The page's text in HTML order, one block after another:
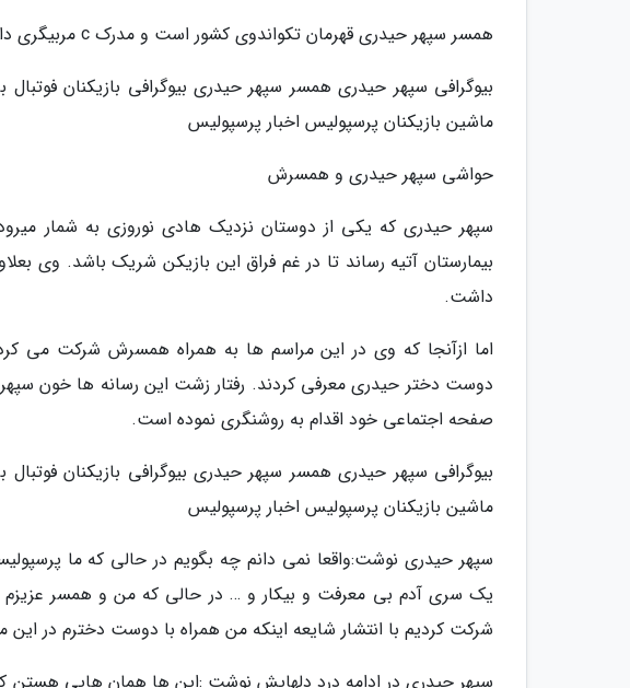
همسر سپهر حیدری قهرمان تکواندوی کشور است و مدرک c مربیگری دارد.
بیوگرافی سپهر حیدری همسر سپهر حیدری بیوگرافی بازیکنان فوتبال
ماشین بازیکنان پرسپولیس اخبار پرسپولیس
حواشی سپهر حیدری و همسرش
سپهر حیدری که یکی از دوستان نزدیک هادی نوروزی به شمار
بیمارستان آتیه رساند تا در غم فراق این بازیکن شریک باشد. وی
داشت.
اما ازآنجا که وی در این مراسم ها به همراه همسرش شرکت می
دوست دختر حیدری معرفی کردند. رفتار زشت این رسانه ها خون
صفحه اجتماعی خود اقدام به روشنگری نموده است.
بیوگرافی سپهر حیدری همسر سپهر حیدری بیوگرافی بازیکنان فوتبال
ماشین بازیکنان پرسپولیس اخبار پرسپولیس
سپهر حیدری نوشت:واقعا نمی دانم چه بگویم در حالی که ما
یک سری آدم بی معرفت و بیکار و … در حالی که من و همسر عزیزم
شرکت کردیم با انتشار شایعه اینکه من همراه با دوست دخترم در
سپهر حیدری در ادامه درد دلهایش نوشت :این ها همان هایی هستن